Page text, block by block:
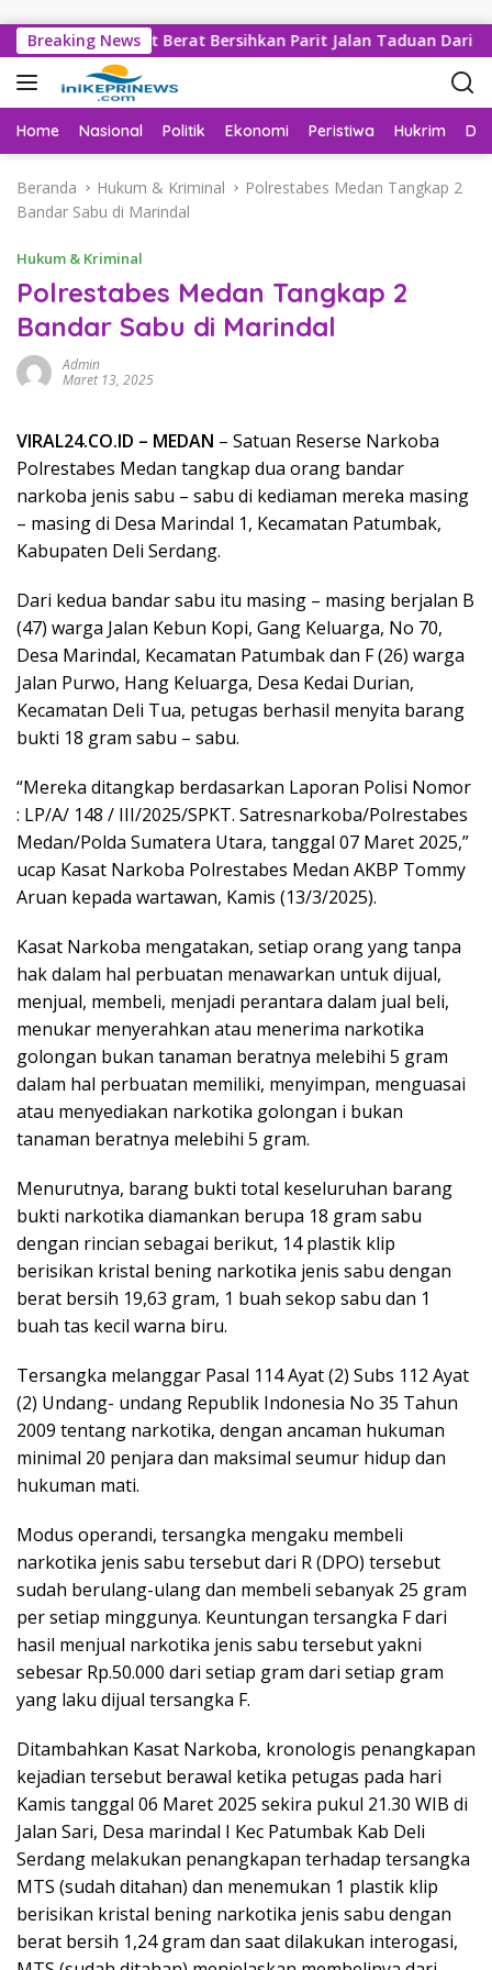
Breaking News
Sejumlah Alat Berat Bersihkan Parit Jalan Taduan Dari
Home Nasional Politik Ekonomi Peristiwa Hukrim
Beranda Hukum & Kriminal
Polrestabes Medan Tangkap 2
Bandar Sabu di Marindal
Hukum & Kriminal
Polrestabes Medan Tangkap 2
Bandar Sabu di Marindal
Admin
Maret 13, 2025
VIRAL24.CO.ID – MEDAN – Satuan Reserse Narkoba
Polrestabes Medan tangkap dua orang bandar
narkoba jenis sabu – sabu di kediaman mereka masing
– masing di Desa Marindal 1, Kecamatan Patumbak,
Kabupaten Deli Serdang.
Dari kedua bandar sabu itu masing – masing berjalan B
(47) warga Jalan Kebun Kopi, Gang Keluarga, No 70,
Desa Marindal, Kecamatan Patumbak dan F (26) warga
Jalan Purwo, Hang Keluarga, Desa Kedai Durian,
Kecamatan Deli Tua, petugas berhasil menyita barang
bukti 18 gram sabu – sabu.
“Mereka ditangkap berdasarkan Laporan Polisi Nomor
: LP/A/ 148 / III/2025/SPKT. Satresnarkoba/Polrestabes
Medan/Polda Sumatera Utara, tanggal 07 Maret 2025,”
ucap Kasat Narkoba Polrestabes Medan AKBP Tommy
Aruan kepada wartawan, Kamis (13/3/2025).
Kasat Narkoba mengatakan, setiap orang yang tanpa
hak dalam hal perbuatan menawarkan untuk dijual,
menjual, membeli, menjadi perantara dalam jual beli,
menukar menyerahkan atau menerima narkotika
golongan bukan tanaman beratnya melebihi 5 gram
dalam hal perbuatan memiliki, menyimpan, menguasai
atau menyediakan narkotika golongan i bukan
tanaman beratnya melebihi 5 gram.
Menurutnya, barang bukti total keseluruhan barang
bukti narkotika diamankan berupa 18 gram sabu
dengan rincian sebagai berikut, 14 plastik klip
berisikan kristal bening narkotika jenis sabu dengan
berat bersih 19,63 gram, 1 buah sekop sabu dan 1
buah tas kecil warna biru.
Tersangka melanggar Pasal 114 Ayat (2) Subs 112 Ayat
(2) Undang- undang Republik Indonesia No 35 Tahun
2009 tentang narkotika, dengan ancaman hukuman
minimal 20 penjara dan maksimal seumur hidup dan
hukuman mati.
Modus operandi, tersangka mengaku membeli
narkotika jenis sabu tersebut dari R (DPO) tersebut
sudah berulang-ulang dan membeli sebanyak 25 gram
per setiap minggunya. Keuntungan tersangka F dari
hasil menjual narkotika jenis sabu tersebut yakni
sebesar Rp.50.000 dari setiap gram dari setiap gram
yang laku dijual tersangka F.
Ditambahkan Kasat Narkoba, kronologis penangkapan
kejadian tersebut berawal ketika petugas pada hari
Kamis tanggal 06 Maret 2025 sekira pukul 21.30 WIB di
Jalan Sari, Desa marindal I Kec Patumbak Kab Deli
Serdang melakukan penangkapan terhadap tersangka
MTS (sudah ditahan) dan menemukan 1 plastik klip
berisikan kristal bening narkotika jenis sabu dengan
berat bersih 1,24 gram dan saat dilakukan interogasi,